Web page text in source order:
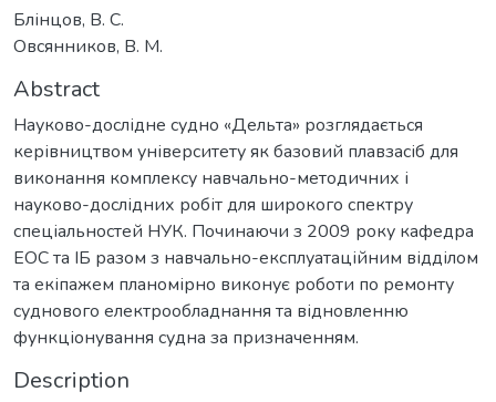
Блінцов, В. С.
Овсянников, В. М.
Abstract
Науково-дослідне судно «Дельта» розглядається
керівництвом університету як базовий плавзасіб для
виконання комплексу навчально-методичних і
науково-дослідних робіт для широкого спектру
спеціальностей НУК. Починаючи з 2009 року кафедра
ЕОС та ІБ разом з навчально-експлуатаційним відділом
та екіпажем планомірно виконує роботи по ремонту
суднового електрообладнання та відновленню
функціонування судна за призначенням.
Description